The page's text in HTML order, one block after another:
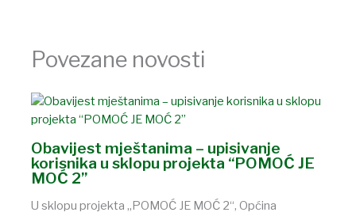
Povezane novosti
Obavijest mještanima – upisivanje
korisnika u sklopu projekta “POMOĆ JE
MOĆ 2”
U sklopu projekta „POMOĆ JE MOĆ 2“, Općina